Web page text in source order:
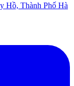
Hồ, Thành Phố Hà